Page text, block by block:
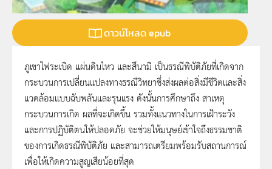
ดาวน์โหลด epub
ภูเขาไฟระเบิด แผ่นดินไหว และสึนามิ เป็นธรณีพิบัติภัยที่เกิดจาก
กระบวนการเปลี่ยนแปลงทางธรณีวิทยาซึ่งส่งผลต่อสิ่งมีชีวิตและสิ่ง
แวดล้อมแบบฉับพลันและรุนแรง ดังนั้นการศึกษาถึง สาเหตุ
กระบวนการเกิด ผลที่จะเกิดขึ้น รวมทั้งแนวทางในการเฝ้าระวัง
และการปฏิบัติตนให้ปลอดภัย จะช่วยให้มนุษย์เข้าใจถึงธรรมชาติ
ของการเกิดธรณีพิบัติภัย และสามารถเตรียมพร้อมรับสถานการณ์
เพื่อให้เกิดความสูญเสียน้อยที่สุด